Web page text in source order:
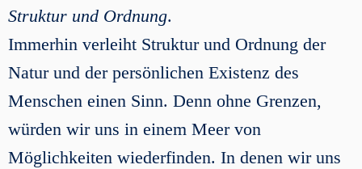
Struktur und Ordnung.
Immerhin verleiht Struktur und Ordnung der
Natur und der persönlichen Existenz des
Menschen einen Sinn. Denn ohne Grenzen,
würden wir uns in einem Meer von
Möglichkeiten wiederfinden. In denen wir uns